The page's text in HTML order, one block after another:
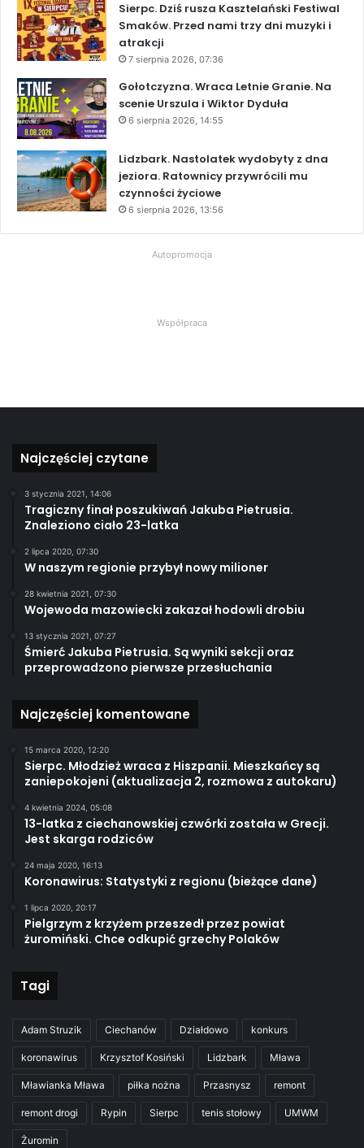
Sierpc. Dziś rusza Kasztelański Festiwal
Smaków. Przed nami trzy dni muzyki i
atrakcji
7 sierpnia 2026, 07:36
Gołotczyzna. Wraca Letnie Granie. Na
scenie Urszula i Wiktor Dyduła
6 sierpnia 2026, 14:55
Lidzbark. Nastolatek wydobyty z dna
jeziora. Ratownicy przywrócili mu
czynności życiowe
6 sierpnia 2026, 13:56
Autopromocja
Współpraca
Najczęściej czytane
3 stycznia 2021, 14:06
Tragiczny finał poszukiwań Jakuba Pietrusia.
Znaleziono ciało 23-latka
2 lipca 2020, 07:30
W naszym regionie przybył nowy milioner
28 kwietnia 2021, 07:30
Wojewoda mazowiecki zakazał hodowli drobiu
13 stycznia 2021, 07:27
Śmierć Jakuba Pietrusia. Są wyniki sekcji oraz
przeprowadzono pierwsze przesłuchania
Najczęściej komentowane
15 marca 2020, 12:20
Sierpc. Młodzież wraca z Hiszpanii. Mieszkańcy są
zaniepokojeni (aktualizacja 2, rozmowa z autokaru)
4 kwietnia 2024, 05:08
13-latka z ciechanowskiej czwórki została w Grecji.
Jest skarga rodziców
24 maja 2020, 16:13
Koronawirus: Statystyki z regionu (bieżące dane)
1 lipca 2020, 20:17
Pielgrzym z krzyżem przeszedł przez powiat
żuromiński. Chce odkupić grzechy Polaków
Tagi
Adam Struzik Ciechanów Działdowo konkurs
koronawirus Krzysztof Kosiński Lidzbark Mława
Mławianka Mława piłka nożna Przasnysz remont
remont drogi Rypin Sierpc tenis stołowy UMWM
Żuromin